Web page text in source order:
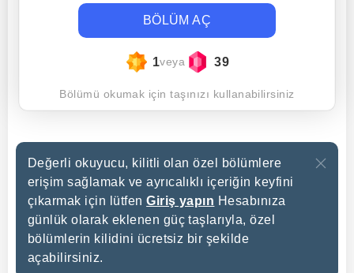
BÖLÜM AÇ
1veya 39
Bölümü okumak için taşınızı kullanabilirsiniz
Değerli okuyucu, kilitli olan özel bölümlere
erişim sağlamak ve ayrıcalıklı içeriğin keyfini
çıkarmak için lütfenGiriş yapın Hesabınıza
günlük olarak eklenen güç taşlarıyla, özel
bölümlerin kilidini ücretsiz bir şekilde
açabilirsiniz.